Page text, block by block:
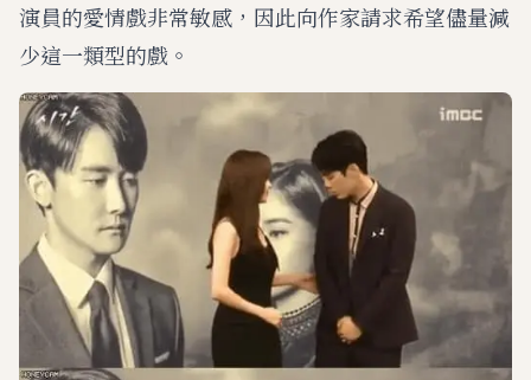
演員的愛情戲非常敏感，因此向作家請求希望儘量減
少這一類型的戲。